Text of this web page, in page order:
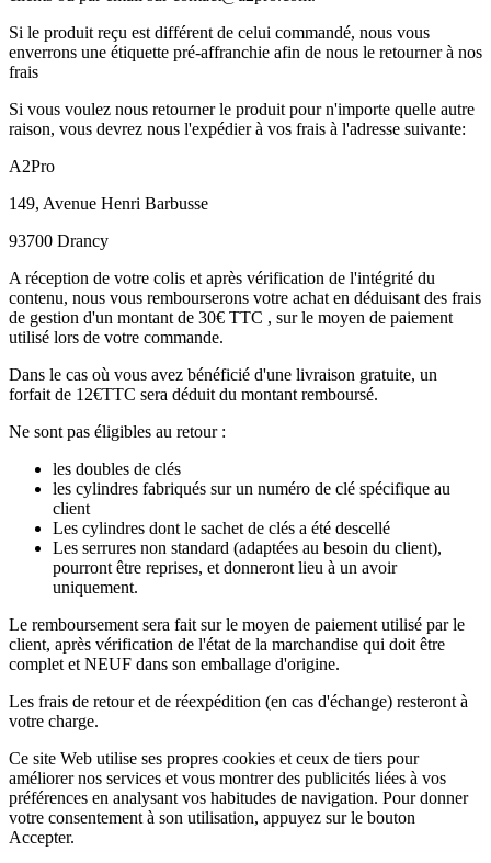
Si le produit reçu est différent de celui commandé, nous vous
enverrons une étiquette pré-affranchie afin de nous le retourner à nos
frais
Si vous voulez nous retourner le produit pour n'importe quelle autre
raison, vous devrez nous l'expédier à vos frais à l'adresse suivante:
A2Pro
149, Avenue Henri Barbusse
93700 Drancy
A réception de votre colis et après vérification de l'intégrité du
contenu, nous vous rembourserons votre achat en déduisant des frais
de gestion d'un montant de 30€ TTC , sur le moyen de paiement
utilisé lors de votre commande.
Dans le cas où vous avez bénéficié d'une livraison gratuite, un
forfait de 12€TTC sera déduit du montant remboursé.
Ne sont pas éligibles au retour :
les doubles de clés
les cylindres fabriqués sur un numéro de clé spécifique au
client
Les cylindres dont le sachet de clés a été descellé
Les serrures non standard (adaptées au besoin du client),
pourront être reprises, et donneront lieu à un avoir
uniquement.
Le remboursement sera fait sur le moyen de paiement utilisé par le
client, après vérification de l'état de la marchandise qui doit être
complet et NEUF dans son emballage d'origine.
Les frais de retour et de réexpédition (en cas d'échange) resteront à
votre charge.
Ce site Web utilise ses propres cookies et ceux de tiers pour
améliorer nos services et vous montrer des publicités liées à vos
préférences en analysant vos habitudes de navigation. Pour donner
votre consentement à son utilisation, appuyez sur le bouton
Accepter.